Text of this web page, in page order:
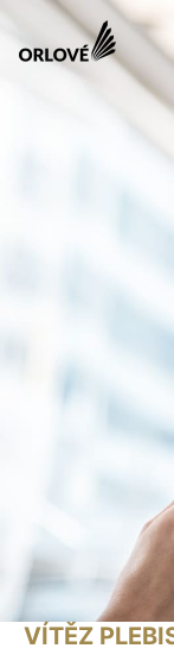
VÍTĚZ